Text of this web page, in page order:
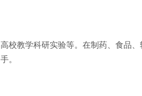
校教学科研实验等。在制药、食品
。